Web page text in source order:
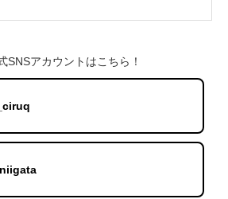
SNSアカウントはこちら！